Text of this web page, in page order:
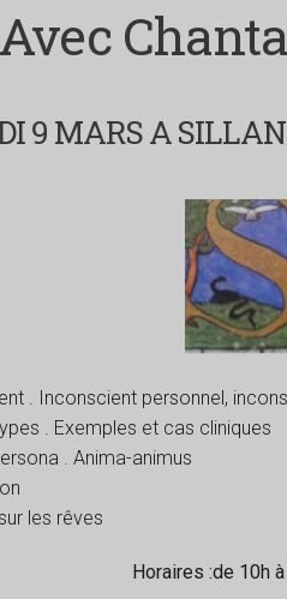
Avec
9 MARS A
. Inconscient personnel,
. Exemples et cas cliniques
. Anima-animus
les rêves
Horaires :de 10h